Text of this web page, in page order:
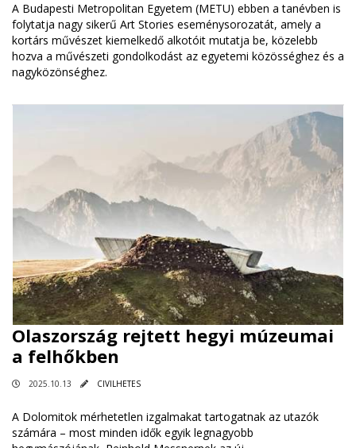
A Budapesti Metropolitan Egyetem (METU) ebben a tanévben is
folytatja nagy sikerű Art Stories eseménysorozatát, amely a
kortárs művészet kiemelkedő alkotóit mutatja be, közelebb
hozva a művészeti gondolkodást az egyetemi közösséghez és a
nagyközönséghez.
Olaszország rejtett hegyi múzeumai
a felhőkben
2025.10.13 CIVILHETES
A Dolomitok mérhetetlen izgalmakat tartogatnak az utazók
számára – most minden idők egyik legnagyobb